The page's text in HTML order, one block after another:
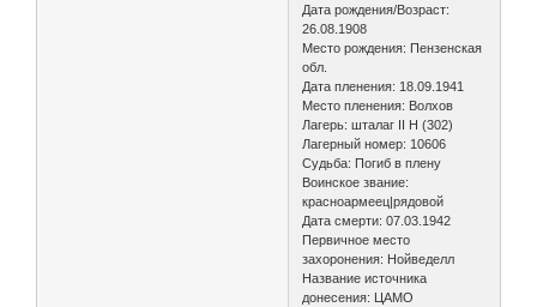
Дата рождения/Возраст:
26.08.1908
Место рождения: Пензенская
обл.
Дата пленения: 18.09.1941
Место пленения: Волхов
Лагерь: шталаг II H (302)
Лагерный номер: 10606
Судьба: Погиб в плену
Воинское звание:
красноармеец|рядовой
Дата смерти: 07.03.1942
Первичное место
захоронения: Нойведелл
Название источника
донесения: ЦАМО